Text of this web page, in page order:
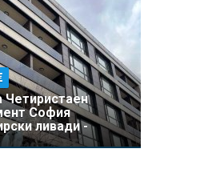
Четиристаен
София
ливади -